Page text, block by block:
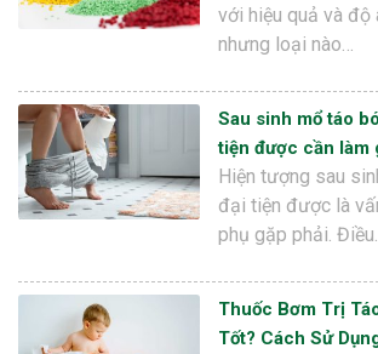
với hiệu quả và độ
nhưng loại nào…
Sau sinh mổ táo
tiện được cần làm
Hiện tượng sau
đại tiện được là
phụ gặp phải.
Thuốc Bơm Trị
Tốt? Cách Sử